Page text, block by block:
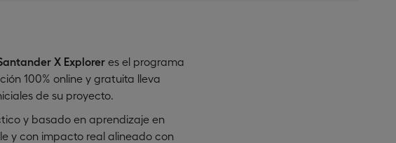
X Explorer es el programa
100% online y gratuita lleva
de su proyecto.
y basado en aprendizaje en
y con impacto real alineado con